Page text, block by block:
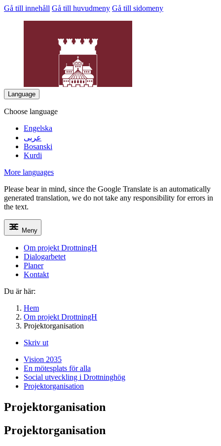
Gå till innehåll Gå till huvudmeny Gå till sidomeny
DrottningH
Language
Choose language
Engelska
عربى
Bosanski
Kurdi
More languages
Please bear in mind, since the Google Translate is an automatically
generated translation, we do not take any responsibility for errors in
the text.
Meny
Om projekt DrottningH
Dialogarbetet
Planer
Kontakt
Du är här:
Hem
Om projekt DrottningH
Projektorganisation
Skriv ut
Vision 2035
En mötesplats för alla
Social utveckling i Drottninghög
Projektorganisation
Projektorganisation
Projektorganisation